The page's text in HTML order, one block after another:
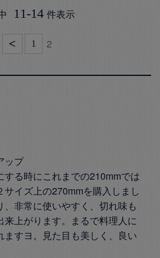
11-14 件表示
1 2
ップ
する時にこれまでの210mmでは
サイズ上の270mmを購入しまし
、非常に使いやすく、切れ味も
上がります。まるで料理人に
ますヨ。見た目も美しく、良い